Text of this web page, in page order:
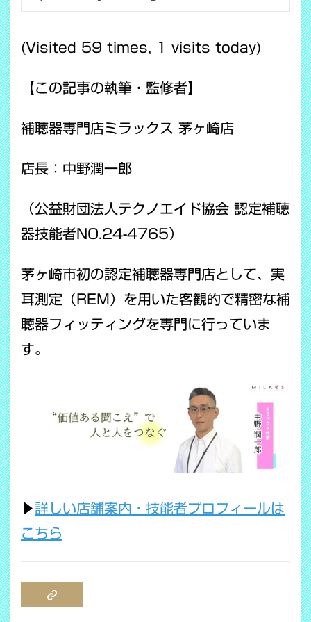
(Visited 59 times, 1 visits today)
【この記事の執筆・監修者】
補聴器専門店ミラックス 茅ヶ崎店
店長：中野潤一郎
（公益財団法人テクノエイド協会 認定補聴
器技能者NO.24-4765）
茅ヶ崎市初の認定補聴器専門店として、実
耳測定（REM）を用いた客観的で精密な補
聴器フィッティングを専門に行っていま
す。
▶詳しい店舗案内・技能者プロフィールは
こちら